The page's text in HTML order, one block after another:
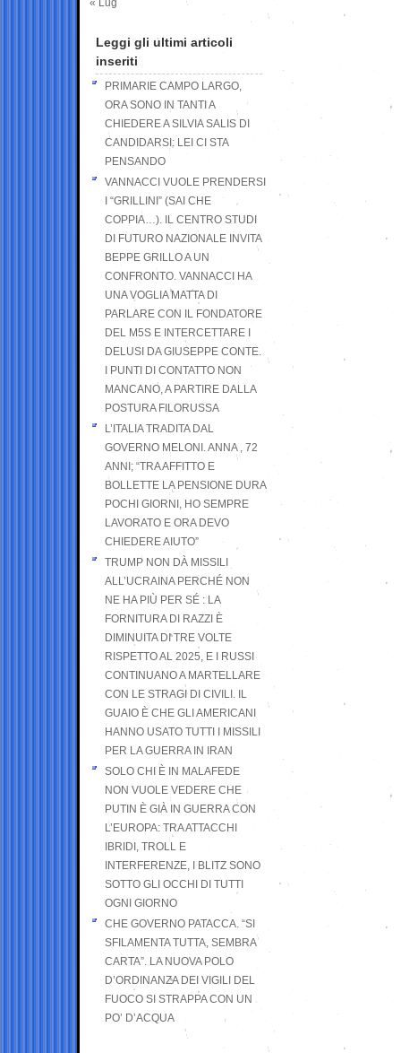
« Lug
Leggi gli ultimi articoli
inseriti
PRIMARIE CAMPO LARGO,
ORA SONO IN TANTI A
CHIEDERE A SILVIA SALIS DI
CANDIDARSI: LEI CI STA
PENSANDO
VANNACCI VUOLE PRENDERSI
I “GRILLINI” (SAI CHE
COPPIA…). IL CENTRO STUDI
DI FUTURO NAZIONALE INVITA
BEPPE GRILLO A UN
CONFRONTO. VANNACCI HA
UNA VOGLIA MATTA DI
PARLARE CON IL FONDATORE
DEL M5S E INTERCETTARE I
DELUSI DA GIUSEPPE CONTE.
I PUNTI DI CONTATTO NON
MANCANO, A PARTIRE DALLA
POSTURA FILORUSSA
L’ITALIA TRADITA DAL
GOVERNO MELONI. ANNA , 72
ANNI; “TRA AFFITTO E
BOLLETTE LA PENSIONE DURA
POCHI GIORNI, HO SEMPRE
LAVORATO E ORA DEVO
CHIEDERE AIUTO”
TRUMP NON DÀ MISSILI
ALL’UCRAINA PERCHÉ NON
NE HA PIÙ PER SÉ : LA
FORNITURA DI RAZZI È
DIMINUITA DI TRE VOLTE
RISPETTO AL 2025, E I RUSSI
CONTINUANO A MARTELLARE
CON LE STRAGI DI CIVILI. IL
GUAIO È CHE GLI AMERICANI
HANNO USATO TUTTI I MISSILI
PER LA GUERRA IN IRAN
SOLO CHI È IN MALAFEDE
NON VUOLE VEDERE CHE
PUTIN È GIÀ IN GUERRA CON
L’EUROPA: TRA ATTACCHI
IBRIDI, TROLL E
INTERFERENZE, I BLITZ SONO
SOTTO GLI OCCHI DI TUTTI
OGNI GIORNO
CHE GOVERNO PATACCA. “SI
SFILAMENTA TUTTA, SEMBRA
CARTA”. LA NUOVA POLO
D’ORDINANZA DEI VIGILI DEL
FUOCO SI STRAPPA CON UN
PO’ D’ACQUA